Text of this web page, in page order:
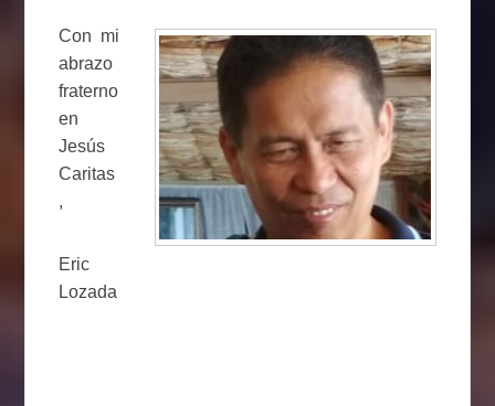
Con mi
abrazo
fraterno
en
Jesús
Caritas
,
Eric
Lozada